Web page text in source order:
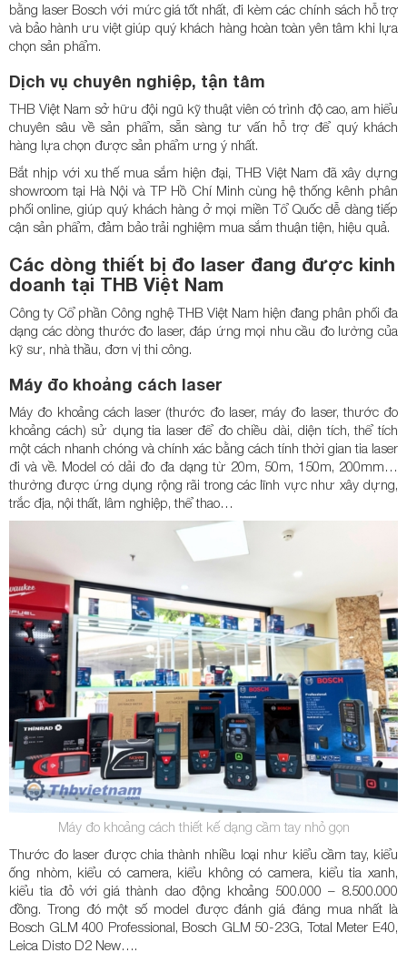
bằng laser Bosch với mức giá tốt nhất, đi kèm các chính sách hỗ trợ
và bảo hành ưu việt giúp quý khách hàng hoàn toàn yên tâm khi lựa
chọn sản phẩm.
Dịch vụ chuyên nghiệp, tận tâm
THB Việt Nam sở hữu đội ngũ kỹ thuật viên có trình độ cao, am hiểu
chuyên sâu về sản phẩm, sẵn sàng tư vấn hỗ trợ để quý khách
hàng lựa chọn được sản phẩm ưng ý nhất.
Bắt nhịp với xu thế mua sắm hiện đại, THB Việt Nam đã xây dựng
showroom tại Hà Nội và TP Hồ Chí Minh cùng hệ thống kênh phân
phối online, giúp quý khách hàng ở mọi miền Tổ Quốc dễ dàng tiếp
cận sản phẩm, đảm bảo trải nghiệm mua sắm thuận tiện, hiệu quả.
Các dòng thiết bị đo laser đang được kinh
doanh tại THB Việt Nam
Công ty Cổ phần Công nghệ THB Việt Nam hiện đang phân phối đa
dạng các dòng thước đo laser, đáp ứng mọi nhu cầu đo lường của
kỹ sư, nhà thầu, đơn vị thi công.
Máy đo khoảng cách laser
Máy đo khoảng cách laser (thước đo laser, máy đo laser, thước đo
khoảng cách) sử dụng tia laser để đo chiều dài, diện tích, thể tích
một cách nhanh chóng và chính xác bằng cách tính thời gian tia laser
đi và về. Model có dải đo đa dạng từ 20m, 50m, 150m, 200mm…
thường được ứng dụng rộng rãi trong các lĩnh vực như xây dựng,
trắc địa, nội thất, lâm nghiệp, thể thao…
Máy đo khoảng cách thiết kế dạng cầm tay nhỏ gọn
Thước đo laser được chia thành nhiều loại như kiểu cầm tay, kiểu
ống nhòm, kiểu có camera, kiểu không có camera, kiểu tia xanh,
kiểu tia đỏ với giá thành dao động khoảng 500.000 – 8.500.000
đồng. Trong đó một số model được đánh giá đáng mua nhất là
Bosch GLM 400 Professional, Bosch GLM 50-23G, Total Meter E40,
Leica Disto D2 New….